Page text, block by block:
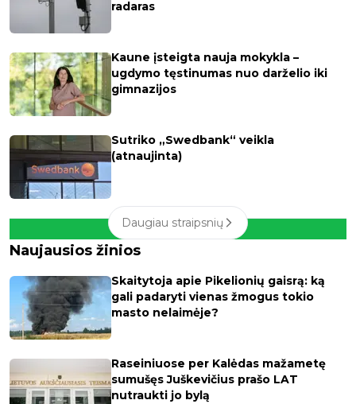
radaras
Kaune įsteigta nauja mokykla –
ugdymo tęstinumas nuo darželio iki
gimnazijos
Sutriko „Swedbank“ veikla
(atnaujinta)
Daugiau straipsnių
Naujausios žinios
Skaitytoja apie Pikelionių gaisrą: ką
gali padaryti vienas žmogus tokio
masto nelaimėje?
Raseiniuose per Kalėdas mažametę
sumušęs Juškevičius prašo LAT
nutraukti jo bylą